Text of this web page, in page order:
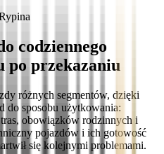
codziennego
po przekazaniu
różnych segmentów, dzięki
do sposobu użytkowania:
obowiązków rodzinnych i
pojazdów i ich gotowość
się kolejnymi problemami.